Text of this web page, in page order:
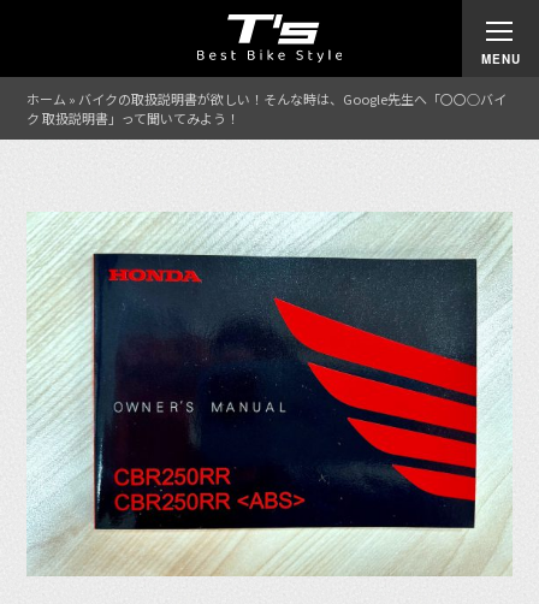
ホーム » バイクの取扱説明書が欲しい！そんな時は、Google先生へ「〇〇○バイ
ク 取扱説明書」って聞いてみよう！